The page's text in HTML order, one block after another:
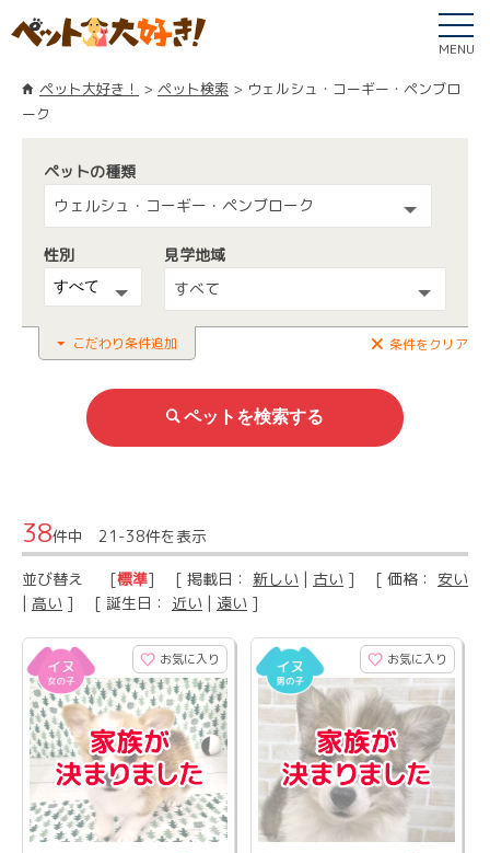
MENU
ペット大好き！ ペット検索
ウェルシュ・コーギー・ペンブロ
ーク
ペットの種類
ウェルシュ・コーギー・ペンブローク
性別
見学地域
すべて
こだわり条件追加 条件をクリア
38件中 21-38件を表示
並び替え [標準] [ 掲載日： 新しい | 古い ] [ 価格： 安い
| 高い ] [ 誕生日： 近い | 遠い ]
お気に入り お気に入り